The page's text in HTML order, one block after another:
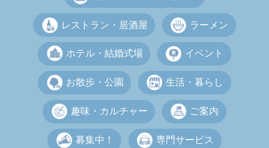
レストラン・居酒屋 ラーメン
ホテル・結婚式場 イベント
お散歩・公園 生活・暮らし
趣味・カルチャー ご案内
募集中！ 専門サービス